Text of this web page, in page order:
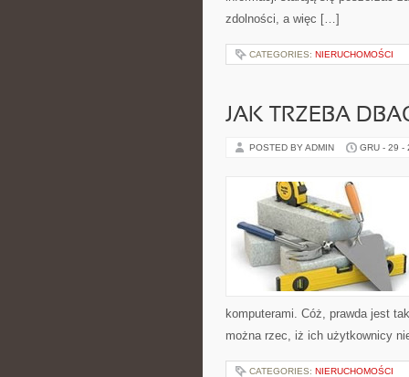
zdolności, a więc […]
CATEGORIES: NIERUCHOMOŚCI
JAK TRZEBA
POSTED BY ADMIN GRU - 29 -
komputerami. Cóż, prawda jest
można rzec, iż ich użytkownicy
CATEGORIES: NIERUCHOMOŚCI